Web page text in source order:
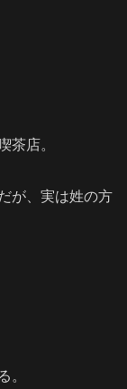
茶店。
が、実は姓の方
。